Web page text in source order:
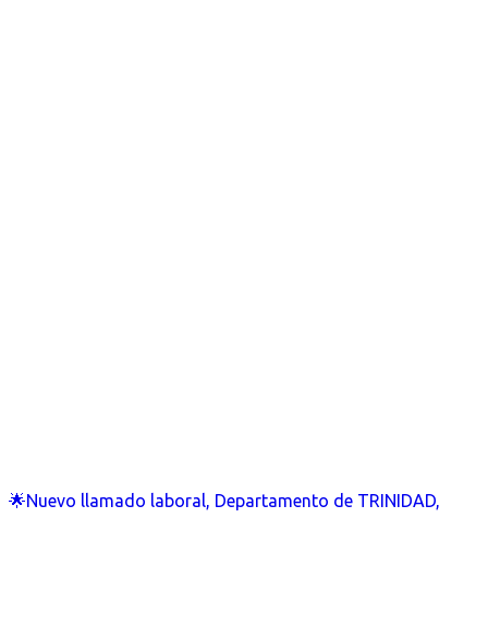
🌟Nuevo llamado laboral, Departamento de TRINIDAD,